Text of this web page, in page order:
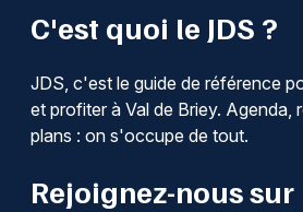
C'est quoi le JDS ?
JDS, c'est le guide de référence
et profiter à Val de Briey. Agenda,
plans : on s'occupe de tout.
Rejoignez-nous sur